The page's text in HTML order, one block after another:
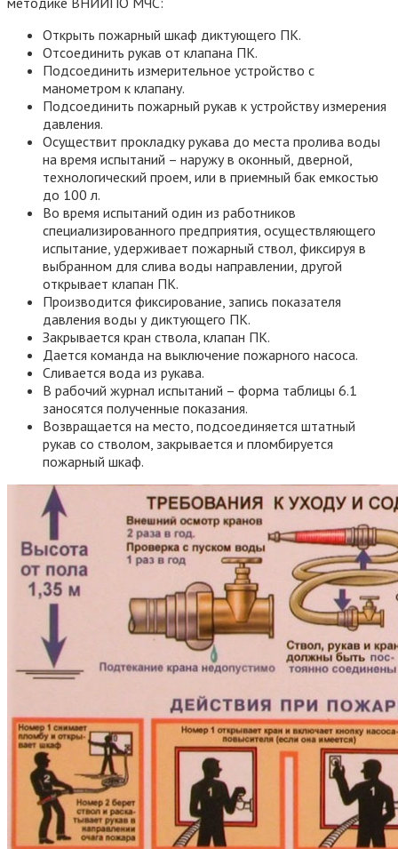
Открыть пожарный шкаф диктующего ПК.
Отсоединить рукав от клапана ПК.
Подсоединить измерительное устройство с
манометром к клапану.
Подсоединить пожарный рукав к устройству измерения
давления.
Осуществит прокладку рукава до места пролива воды
на время испытаний – наружу в оконный, дверной,
технологический проем, или в приемный бак емкостью
до 100 л.
Во время испытаний один из работников
специализированного предприятия, осуществляющего
испытание, удерживает пожарный ствол, фиксируя в
выбранном для слива воды направлении, другой
открывает клапан ПК.
Производится фиксирование, запись показателя
давления воды у диктующего ПК.
Закрывается кран ствола, клапан ПК.
Дается команда на выключение пожарного насоса.
Сливается вода из рукава.
В рабочий журнал испытаний – форма таблицы 6.1
заносятся полученные показания.
Возвращается на место, подсоединяется штатный
рукав со стволом, закрывается и пломбируется
пожарный шкаф.